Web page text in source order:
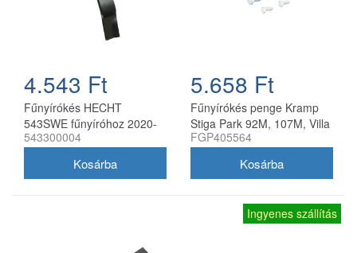
4.543 Ft
Fűnyírókés HECHT
543SWE fűnyíróhoz 2020-
21
543300004
5.658 Ft
Fűnyírókés penge Kramp
Stiga Park 92M, 107M, Villa
92M, 107M 170 mm
FGP405564
Ingyenes szállítás